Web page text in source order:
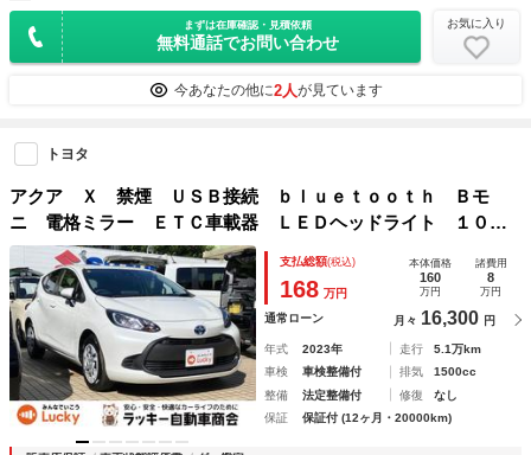
まずは在庫確認・見積依頼
無料通話でお問い合わせ
お気に入り
今あなたの他に2人が見ています
トヨタ
アクア Ｘ 禁煙 ＵＳＢ接続 ｂｌｕｅｔｏｏｔｈ Ｂモ
ニ 電格ミラー ＥＴＣ車載器 ＬＥＤヘッドライト １００
Ｖ ドライブレコーダー オートクルーズ 衝突安全ボディ
点検記録簿 イモビ キーレスエントリー ナビ
支払総額(税込)
168 万円
本体価格
160
万円
諸費用
8
万円
通常ローン 月々 16,300 円
年式 2023年 走行
5.1万km
車検
車検整備付 排気
1500cc
整備
法定整備付 修復
なし
保証
保証付 (12ヶ月・20000km)